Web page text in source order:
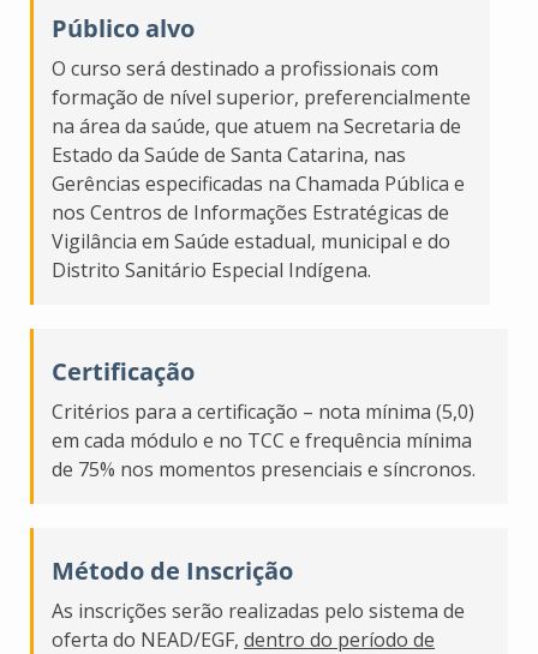
Público alvo
O curso será destinado a profissionais com
formação de nível superior, preferencialmente
na área da saúde, que atuem na Secretaria de
Estado da Saúde de Santa Catarina, nas
Gerências especificadas na Chamada Pública e
nos Centros de Informações Estratégicas de
Vigilância em Saúde estadual, municipal e do
Distrito Sanitário Especial Indígena.
Certificação
Critérios para a certificação – nota mínima (5,0)
em cada módulo e no TCC e frequência mínima
de 75% nos momentos presenciais e síncronos.
Método de Inscrição
As inscrições serão realizadas pelo sistema de
oferta do NEAD/EGF, dentro do período de